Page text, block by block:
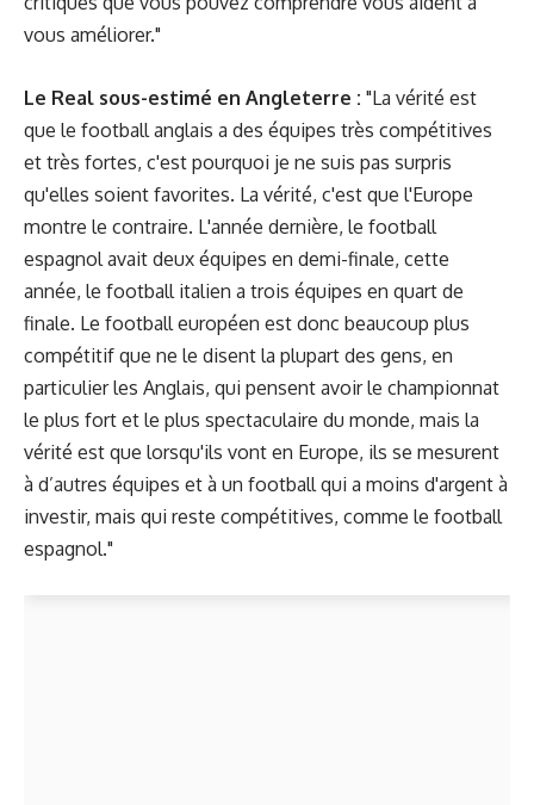
vous améliorer."
Le Real sous-estimé en Angleterre : "La vérité est
que le football anglais a des équipes très compétitives
et très fortes, c'est pourquoi je ne suis pas surpris
qu'elles soient favorites. La vérité, c'est que l'Europe
montre le contraire. L'année dernière, le football
espagnol avait deux équipes en demi-finale, cette
année, le football italien a trois équipes en quart de
finale. Le football européen est donc beaucoup plus
compétitif que ne le disent la plupart des gens, en
particulier les Anglais, qui pensent avoir le championnat
le plus fort et le plus spectaculaire du monde, mais la
vérité est que lorsqu'ils vont en Europe, ils se mesurent
à d’autres équipes et à un football qui a moins d'argent à
investir, mais qui reste compétitives, comme le football
espagnol."